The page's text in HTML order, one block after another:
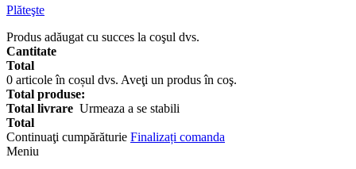
Plăteşte
Produs adăugat cu succes la coşul dvs.
Cantitate
Total
0 articole în coșul dvs. Aveţi un produs în coş.
Total produse:
Total livrare Urmeaza a se stabili
Total
Continuaţi cumpărăturie Finalizați comanda
Meniu